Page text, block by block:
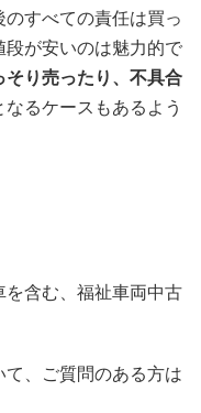
すべての責任は買っ
が安いのは魅力的で
そり売ったり、不具合
なるケースもあるよう
を含む、福祉車両中古
、ご質問のある方は